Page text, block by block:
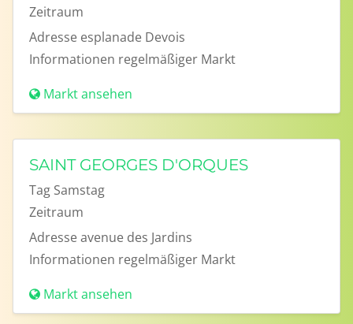
Zeitraum
Adresse esplanade Devois
Informationen regelmäßiger Markt
Markt ansehen
SAINT GEORGES D'ORQUES
Tag Samstag
Zeitraum
Adresseavenue des Jardins
Informationen regelmäßiger Markt
Markt ansehen